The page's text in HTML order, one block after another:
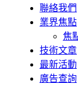
聯絡我們
業界焦點
焦
技術文章
最新活動
廣告查詢